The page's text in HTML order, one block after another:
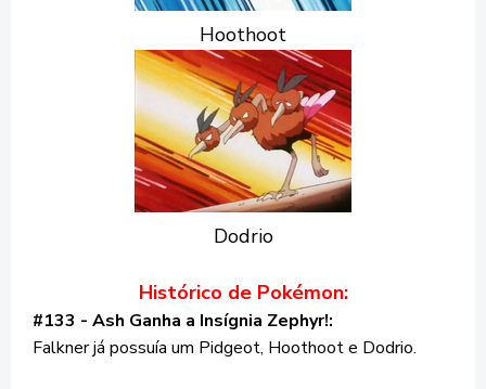
Hoothoot
Dodrio
Histórico de Pokémon:
#133 - Ash Ganha a Insígnia Zephyr!:
Falkner já possuía um Pidgeot, Hoothoot e Dodrio.